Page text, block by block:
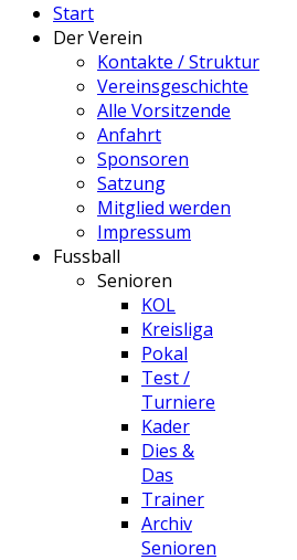
Start
Der Verein
Kontakte / Struktur
Vereinsgeschichte
Alle Vorsitzende
Anfahrt
Sponsoren
Satzung
Mitglied werden
Impressum
Fussball
Senioren
KOL
Kreisliga
Pokal
Test /
Turniere
Kader
Dies &
Das
Trainer
Archiv
Senioren